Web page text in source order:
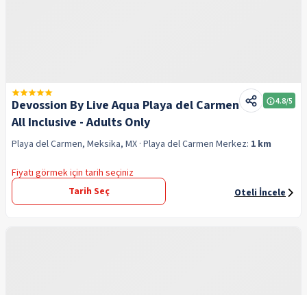
Devossion By Live Aqua Playa del Carmen
All Inclusive - Adults Only
4.8/5
Playa del Carmen, Meksika, MX · Playa del Carmen Merkez: 1 km
Fiyatı görmek için tarih seçiniz
Tarih Seç
Oteli İncele